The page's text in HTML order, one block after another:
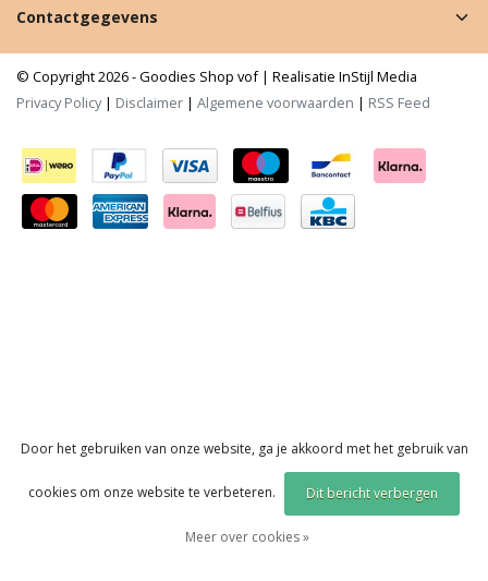
Contactgegevens
© Copyright 2026 - Goodies Shop vof | Realisatie InStijl Media
Privacy Policy| Disclaimer | Algemene voorwaarden | RSS Feed
Door het gebruiken van onze website, ga je akkoord met het gebruik van
cookies om onze website te verbeteren. Dit bericht verbergen
Meer over cookies »